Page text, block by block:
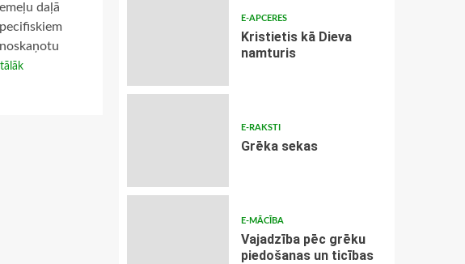
daļā
E-APCERES
Kristietis kā Dieva
namturis
E-RAKSTI
Grēka sekas
E-MĀCĪBA
Vajadzība pēc grēku
piedošanas un ticības